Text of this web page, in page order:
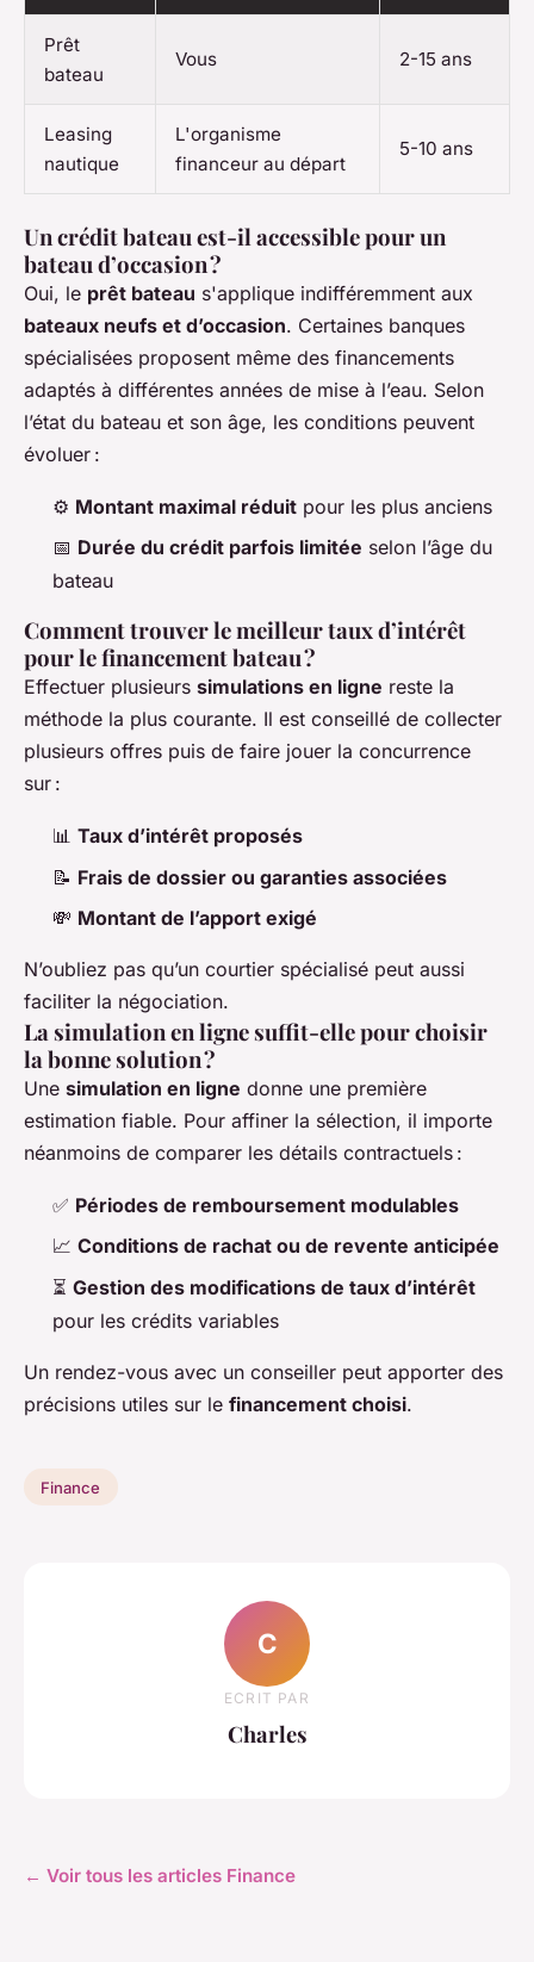
Prêt
bateau
Vous 2-15 ans
Leasing
nautique
L'organisme
financeur au départ
5-10 ans
Un crédit bateau est-il accessible pour un
bateau d’occasion ?
Oui, le prêt bateau s'applique indifféremment aux
bateaux neufs et d’occasion. Certaines banques
spécialisées proposent même des financements
adaptés à différentes années de mise à l’eau. Selon
l’état du bateau et son âge, les conditions peuvent
évoluer :
⚙️ Montant maximal réduit pour les plus anciens
📅 Durée du crédit parfois limitée selon l’âge du
bateau
Comment trouver le meilleur taux d’intérêt
pour le financement bateau ?
Effectuer plusieurs simulations en ligne reste la
méthode la plus courante. Il est conseillé de collecter
plusieurs offres puis de faire jouer la concurrence
sur :
📊 Taux d’intérêt proposés
📝 Frais de dossier ou garanties associées
💸 Montant de l’apport exigé
N’oubliez pas qu’un courtier spécialisé peut aussi
faciliter la négociation.
La simulation en ligne suffit-elle pour choisir
la bonne solution ?
Une simulation en ligne donne une première
estimation fiable. Pour affiner la sélection, il importe
néanmoins de comparer les détails contractuels :
✅ Périodes de remboursement modulables
📈 Conditions de rachat ou de revente anticipée
⏳ Gestion des modifications de taux d’intérêt
pour les crédits variables
Un rendez-vous avec un conseiller peut apporter des
précisions utiles sur le financement choisi.
Finance
C
ECRIT PAR
Charles
← Voir tous les articles Finance